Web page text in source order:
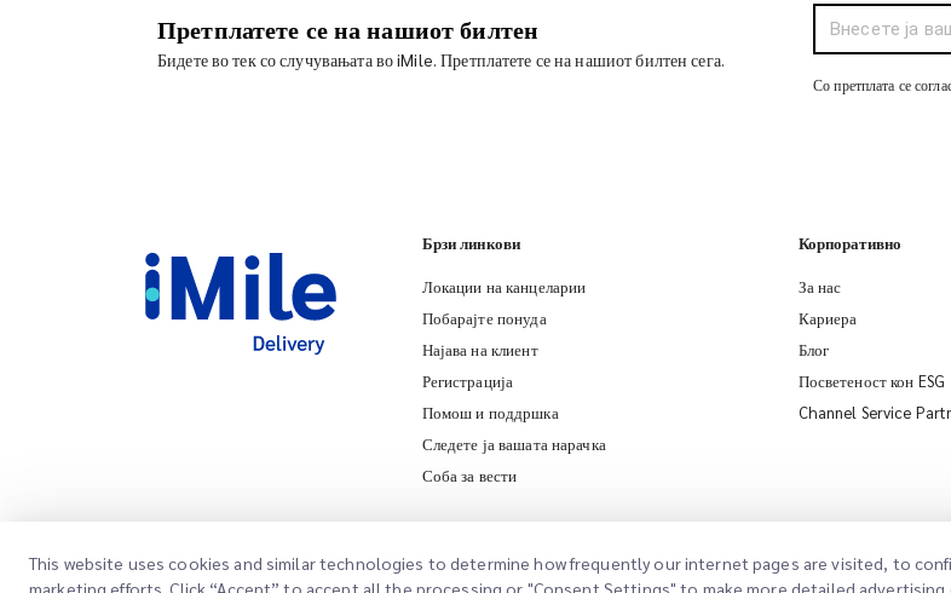
Претплатете се на нашиот билтен
Бидете во тек со случувањата во iMile. Претплатете се на нашиот билтен сега.
Со претплата се
Брзи линкови
Локации на канцеларии
Побарајте понуда
Најава на клиент
Регистрација
Помош и поддршка
Следете ја вашата нарачка
Соба за вести
Корпоративно
За нас
Кариера
Блог
Посветеност кон ESG
Channel Service
This website uses cookies and similar technologies to determine how frequently our internet pages are visited, to
marketing efforts. Click “Accept” to accept all the processing or "Consent Settings" to make more detailed